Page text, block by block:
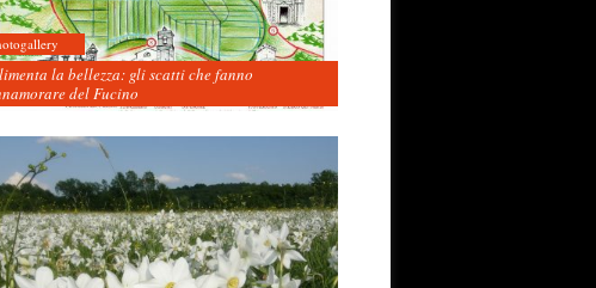
la bellezza: gli scatti che fanno
del Fucino